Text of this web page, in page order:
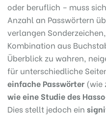
oder beruflich – muss
Anzahl an Passwörtern
verlangen
Kombination aus
Überblick zu wahren,
für unterschiedliche
einfache Passwörter (wie
wie eine Studie des
Dies stellt jedoch ein